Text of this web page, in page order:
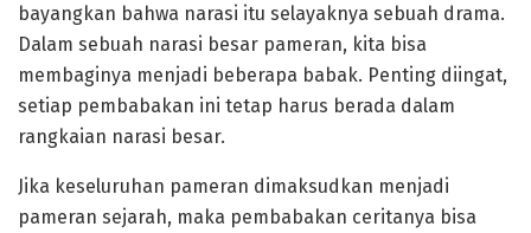
bayangkan bahwa narasi itu selayaknya sebuah drama.
Dalam sebuah narasi besar pameran, kita bisa
membaginya menjadi beberapa babak. Penting diingat,
setiap pembabakan ini tetap harus berada dalam
rangkaian narasi besar.
Jika keseluruhan pameran dimaksudkan menjadi
pameran sejarah, maka pembabakan ceritanya bisa